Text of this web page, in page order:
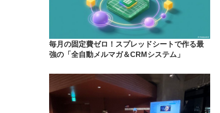
毎月の固定費ゼロ！スプレッドシートで作る最
強の「全自動メルマガ＆CRMシステム」